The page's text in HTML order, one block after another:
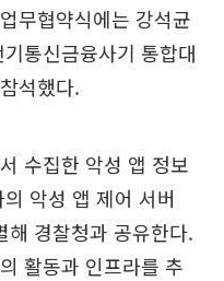
무협약식에는 강석균
통신금융사기 통합대
석했다.
수집한 악성 앱 정보
악성 앱 제어 서버
해 경찰청과 공유한다.
활동과 인프라를 추